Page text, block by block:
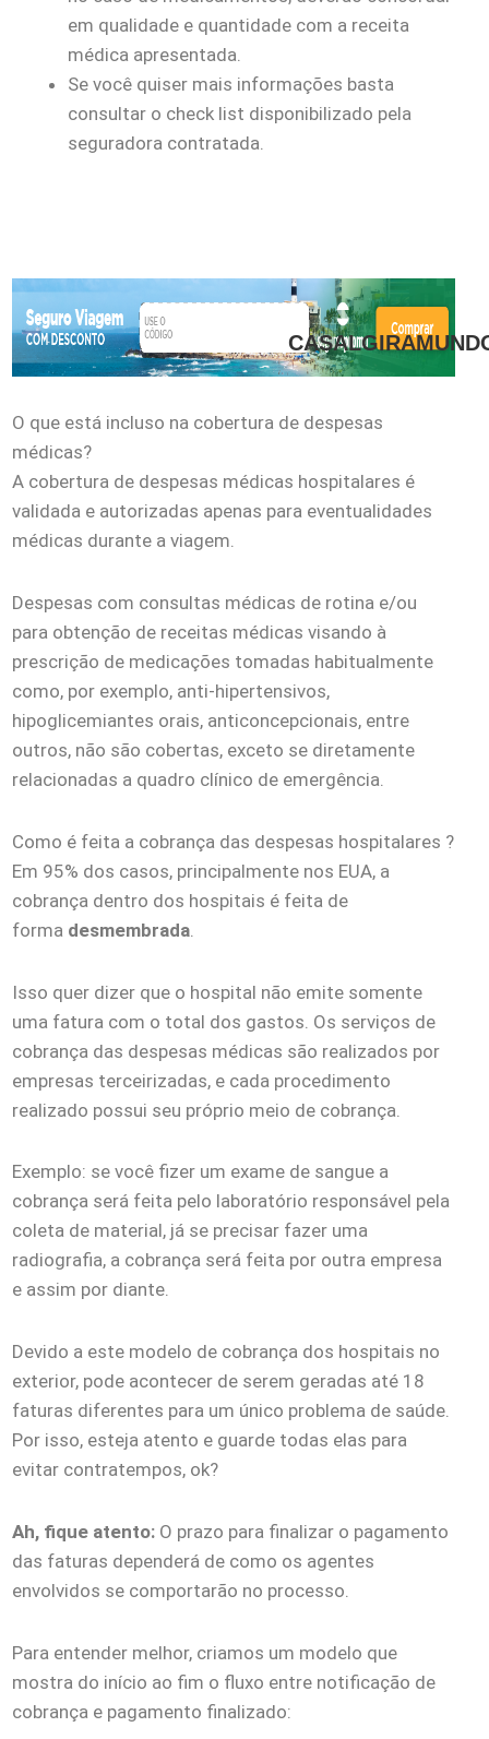
em qualidade e quantidade com a receita
médica apresentada.
Se você quiser mais informações basta
consultar o check list disponibilizado pela
seguradora contratada.
O que está incluso na cobertura de despesas
médicas?
A cobertura de despesas médicas hospitalares é
validada e autorizadas apenas para eventualidades
médicas durante a viagem.
Despesas com consultas médicas de rotina e/ou
para obtenção de receitas médicas visando à
prescrição de medicações tomadas habitualmente
como, por exemplo, anti-hipertensivos,
hipoglicemiantes orais, anticoncepcionais, entre
outros, não são cobertas, exceto se diretamente
relacionadas a quadro clínico de emergência.
Como é feita a cobrança das despesas hospitalares ?
Em 95% dos casos, principalmente nos EUA, a
cobrança dentro dos hospitais é feita de
forma desmembrada
Isso quer dizer que o hospital não emite somente
uma fatura com o total dos gastos. Os serviços de
cobrança das despesas médicas são realizados por
empresas terceirizadas, e cada procedimento
realizado possui seu próprio meio de cobrança.
Exemplo: se você fizer um exame de sangue a
cobrança será feita pelo laboratório responsável pela
coleta de material, já se precisar fazer uma
radiografia, a cobrança será feita por outra empresa
e assim por diante.
Devido a este modelo de cobrança dos hospitais no
exterior, pode acontecer de serem geradas até 18
faturas diferentes para um único problema de saúde.
Por isso, esteja atento e guarde todas elas para
evitar contratempos, ok?
Ah, fique atento: O prazo para finalizar o pagamento
das faturas dependerá de como os agentes
envolvidos se comportarão no processo.
Para entender melhor, criamos um modelo que
mostra do início ao fim o fluxo entre notificação de
cobrança e pagamento finalizado: